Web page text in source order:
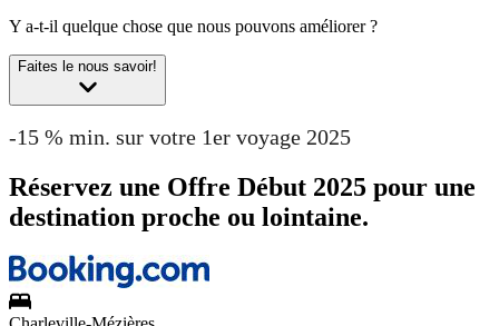
Y a-t-il quelque chose que nous pouvons améliorer ?
Faites le nous savoir!
-15 % min. sur votre 1er voyage 2025
Réservez une Offre Début 2025 pour une
destination proche ou lointaine.